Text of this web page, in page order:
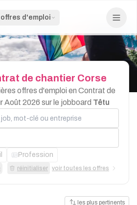
offres d'emploi
de chantier Corse
offres d'emploi en Contrat de
Août 2026 sur le jobboard Têtu
clé ou entreprise
Profession
réinitialiser voir toutes les offres
les plus pertinents